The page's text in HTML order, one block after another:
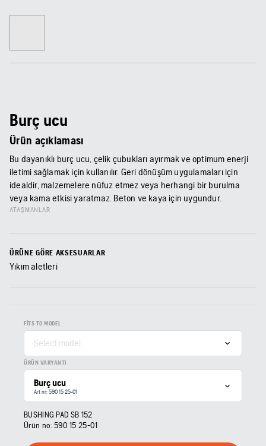
Burç ucu
Ürün açıklaması
Bu dayanıklı burç ucu, çelik çubukları ayırmak ve optimum enerji
iletimi sağlamak için kullanılır. Geri dönüşüm uygulamaları için
idealdir, malzemelere nüfuz etmez veya herhangi bir burulma
veya kama etkisi yaratmaz. Beton ve kaya için uygundur.
ATAŞMANLAR
ÜRÜNE GÖRE AKSESUARLAR
Yıkım aletleri
FITS TO MODEL
Select model
ÜRÜN VARYANTI
Burç ucu
Art nr: 590 15 25‑01
BUSHING PAD SB 152
Ürün no: 590 15 25‑01